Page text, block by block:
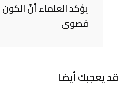
يؤكد العلماء أنّ
قصوى
قد يعجبك أيضا